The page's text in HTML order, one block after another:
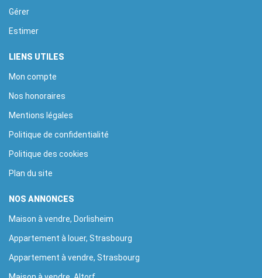
Gérer
Estimer
LIENS UTILES
Mon compte
Nos honoraires
Mentions légales
Politique de confidentialité
Politique des cookies
Plan du site
NOS ANNONCES
Maison à vendre, Dorlisheim
Appartement à louer, Strasbourg
Appartement à vendre, Strasbourg